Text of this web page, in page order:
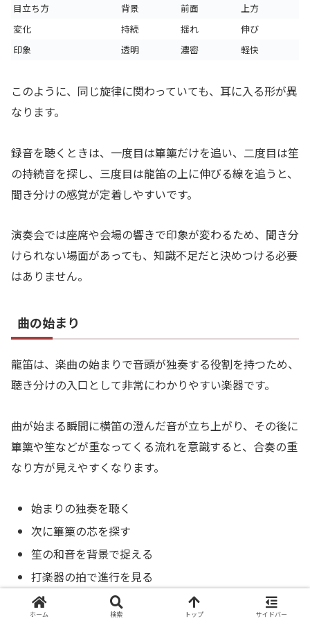
目立ち方
背景 前面
上方
変化
持続 揺れ
伸び
印象
透明 濃密 軽快
このように、同じ旋律に関わっていても、耳に入る形が異
なります。
録音を聴くときは、一度目は篳篥だけを追い、二度目は笙
の持続音を探し、三度目は龍笛の上に伸びる線を追うと、
聞き分けの感覚が定着しやすいです。
演奏会では座席や会場の響きで印象が変わるため、聞き分
けられない場面があっても、知識不足だと決めつける必要
はありません。
曲の始まり
龍笛は、楽曲の始まりで音頭が独奏する役割を持つため、
聴き分けの入口として非常にわかりやすい楽器です。
曲が始まる瞬間に横笛の澄んだ音が立ち上がり、その後に
篳篥や笙などが重なってくる流れを意識すると、合奏の重
なり方が見えやすくなります。
始まりの独奏を聴く
次に篳篥の芯を探す
笙の和音を背景で捉える
打楽器の拍で進行を見る
全体の間を味わう
ホーム 検索 トップ サイドバー